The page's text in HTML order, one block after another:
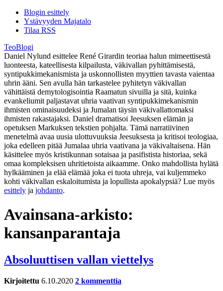
Blogin esittely
Ystävyyden Majatalo
Tilaa RSS
TeoBlogi
Daniel Nylund esittelee René Girardin teoriaa halun mimeettisestä
luonteesta, kateellisesta kilpailusta, väkivallan pyhittämisestä,
syntipukkimekanismista ja uskonnollisten myyttien tavasta vaientaa
uhrin ääni. Sen avulla hän tarkastelee pyhitetyn väkivallan
vähittäistä demytologisointia Raamatun sivuilla ja sitä, kuinka
evankeliumit paljastavat uhria vaativan syntipukkimekanismin
ihmisten ominaisuudeksi ja Jumalan täysin väkivallattomaksi
ihmisten rakastajaksi. Daniel dramatisoi Jeesuksen elämän ja
opetuksen Markuksen tekstien pohjalta. Tämä narratiivinen
menetelmä avaa uusia ulottuvuuksia Jeesuksesta ja kritisoi teologiaa,
joka edelleen pitää Jumalaa uhria vaativana ja väkivaltaisena. Hän
käsittelee myös kristikunnan sotaisaa ja pasifistista historiaa, sekä
omaa kompleksisen uhritietoista aikaamme. Onko mahdollista hylätä
hylkääminen ja elää elämää joka ei tuota uhreja, vai kuljemmeko
kohti väkivallan eskaloitumista ja lopullista apokalypsiä? Lue myös
esittely ja johdanto.
Avainsana-arkisto:
kansanparantaja
Absoluuttisen vallan viettelys
Kirjoitettu 6.10.2020 2 kommenttia